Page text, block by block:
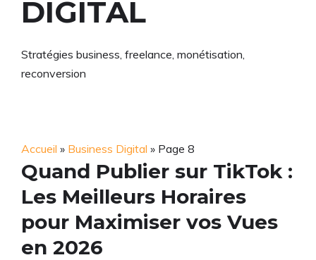
DIGITAL
Stratégies business, freelance, monétisation,
reconversion
Accueil » Business Digital » Page 8
Quand Publier sur TikTok :
Les Meilleurs Horaires
pour Maximiser vos Vues
en 2026